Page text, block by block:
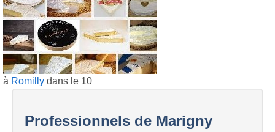
à Romilly dans le 10
Professionnels de Marigny